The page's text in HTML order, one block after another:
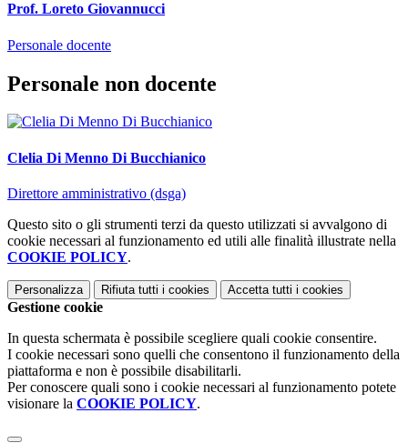
Prof. Loreto Giovannucci
Personale docente
Personale non docente
Clelia Di Menno Di Bucchianico
Direttore amministrativo (dsga)
Questo sito o gli strumenti terzi da questo utilizzati si avvalgono di
cookie necessari al funzionamento ed utili alle finalità illustrate nella
COOKIE POLICY.
Personalizza Rifiuta tutti i cookies Accetta tutti i cookies
Gestione cookie
In questa schermata è possibile scegliere quali cookie consentire.
I cookie necessari sono quelli che consentono il funzionamento della
piattaforma e non è possibile disabilitarli.
Per conoscere quali sono i cookie necessari al funzionamento potete
visionare la COOKIE POLICY.